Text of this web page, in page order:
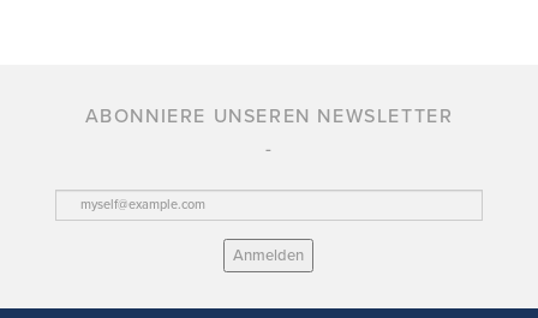
ABONNIERE UNSEREN NEWSLETTER
Anmelden